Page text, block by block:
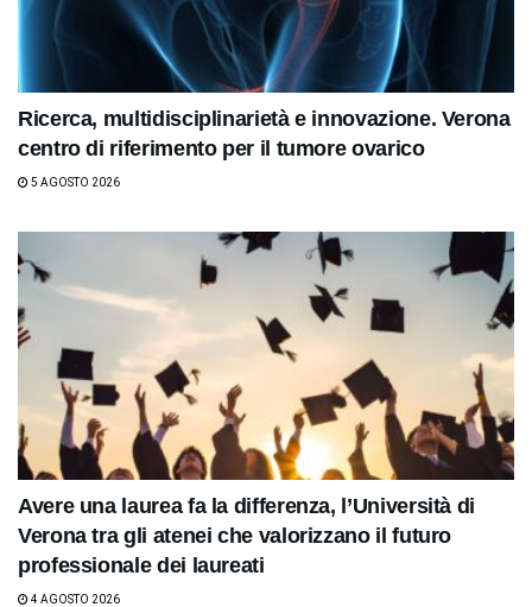
Ricerca, multidisciplinarietà e innovazione. Verona
centro di riferimento per il tumore ovarico
5 AGOSTO 2026
Avere una laurea fa la differenza, l’Università di
Verona tra gli atenei che valorizzano il futuro
professionale dei laureati
4 AGOSTO 2026